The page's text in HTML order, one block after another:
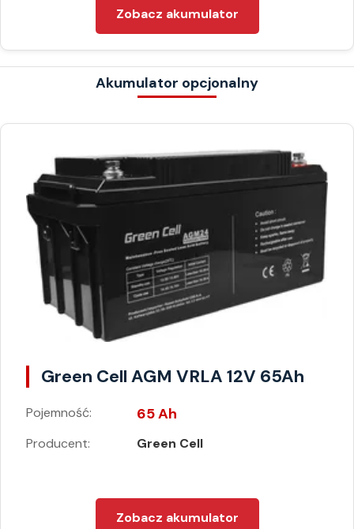
Zobacz akumulator
Akumulator opcjonalny
Green Cell AGM VRLA 12V 65Ah
Pojemność: 65 Ah
Producent: Green Cell
Zobacz akumulator